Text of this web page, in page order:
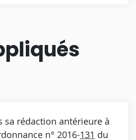
sa rédaction antérieure à
n° 2016-131 du